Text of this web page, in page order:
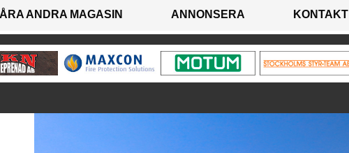
ANDRA MAGASIN ANNONSERA KONTAKT